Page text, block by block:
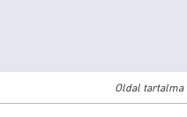
Oldal tartalma